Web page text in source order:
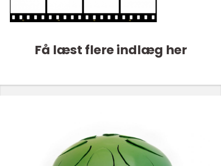
Få læst flere indlæg her